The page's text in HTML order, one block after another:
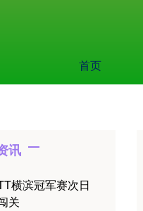
首页
讯
横滨冠军赛次日
关